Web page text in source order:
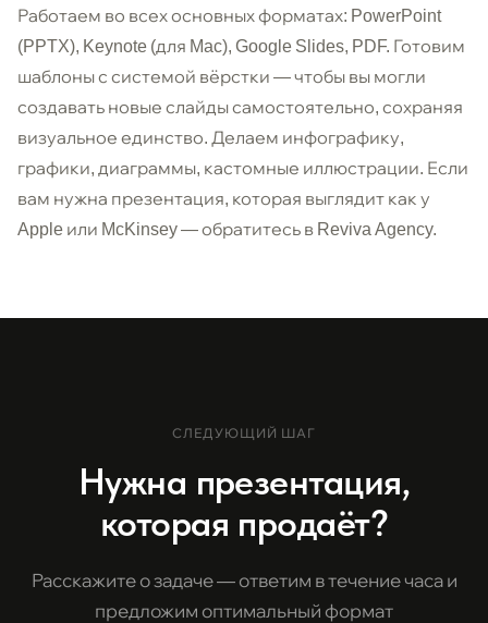
Работаем во всех основных форматах: PowerPoint
(PPTX), Keynote (для Mac), Google Slides, PDF. Готовим
шаблоны с системой вёрстки — чтобы вы могли
создавать новые слайды самостоятельно, сохраняя
визуальное единство. Делаем инфографику,
графики, диаграммы, кастомные иллюстрации. Если
вам нужна презентация, которая выглядит как у
Apple или McKinsey — обратитесь в Reviva Agency.
СЛЕДУЮЩИЙ ШАГ
Нужна презентация,
которая продаёт?
Расскажите о задаче — ответим в течение часа и
предложим оптимальный формат